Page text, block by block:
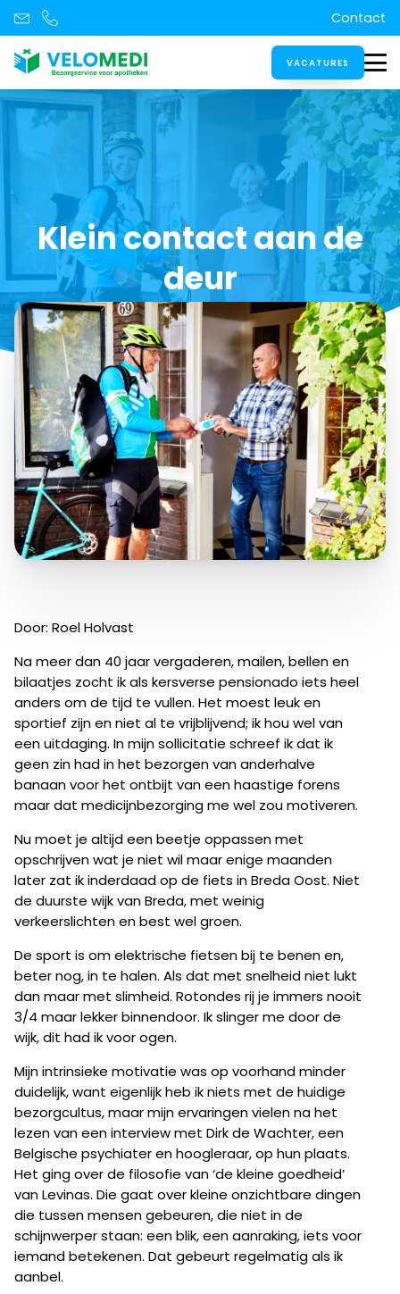
Contact
VACATURES
Klein contact aan de
deur
Datum:15 december 2022
Door: Roel Holvast
Na meer dan 40 jaar vergaderen, mailen, bellen en
bilaatjes zocht ik als kersverse pensionado iets heel
anders om de tijd te vullen. Het moest leuk en
sportief zijn en niet al te vrijblijvend; ik hou wel van
een uitdaging. In mijn sollicitatie schreef ik dat ik
geen zin had in het bezorgen van anderhalve
banaan voor het ontbijt van een haastige forens
maar dat medicijnbezorging me wel zou motiveren.
Nu moet je altijd een beetje oppassen met
opschrijven wat je niet wil maar enige maanden
later zat ik inderdaad op de fiets in Breda Oost. Niet
de duurste wijk van Breda, met weinig
verkeerslichten en best wel groen.
De sport is om elektrische fietsen bij te benen en,
beter nog, in te halen. Als dat met snelheid niet lukt
dan maar met slimheid. Rotondes rij je immers nooit
3/4 maar lekker binnendoor. Ik slinger me door de
wijk, dit had ik voor ogen.
Mijn intrinsieke motivatie was op voorhand minder
duidelijk, want eigenlijk heb ik niets met de huidige
bezorgcultus, maar mijn ervaringen vielen na het
lezen van een interview met Dirk de Wachter, een
Belgische psychiater en hoogleraar, op hun plaats.
Het ging over de filosofie van ‘de kleine goedheid’
van Levinas. Die gaat over kleine onzichtbare dingen
die tussen mensen gebeuren, die niet in de
schijnwerper staan: een blik, een aanraking, iets voor
iemand betekenen. Dat gebeurt regelmatig als ik
aanbel.